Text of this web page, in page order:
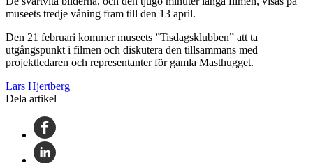
museets tredje våning fram till den 13 april.
Den 21 februari kommer museets ”Tisdagsklubben” att ta
utgångspunkt i filmen och diskutera den tillsammans med
projektledaren och representanter för gamla Masthugget.
Lars Hjertberg
Dela artikel